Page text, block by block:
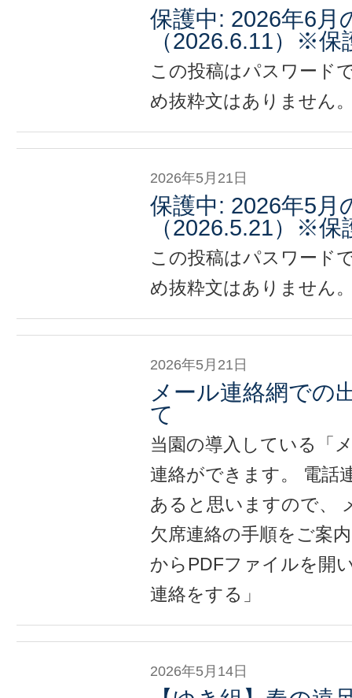
保護中: 2026年6月
（2026.6.11）※
この投稿はパスワード
め抜粋文はありません
2026年5月21日
保護中: 2026年5月
（2026.5.21）※
この投稿はパスワード
め抜粋文はありません
2026年5月21日
メール連絡網での
て
当園の導入している「
連絡ができます。 電話
あると思いますので、
欠席連絡の手順をご案
からPDFファイルを開
連絡をする」
2026年5月14日